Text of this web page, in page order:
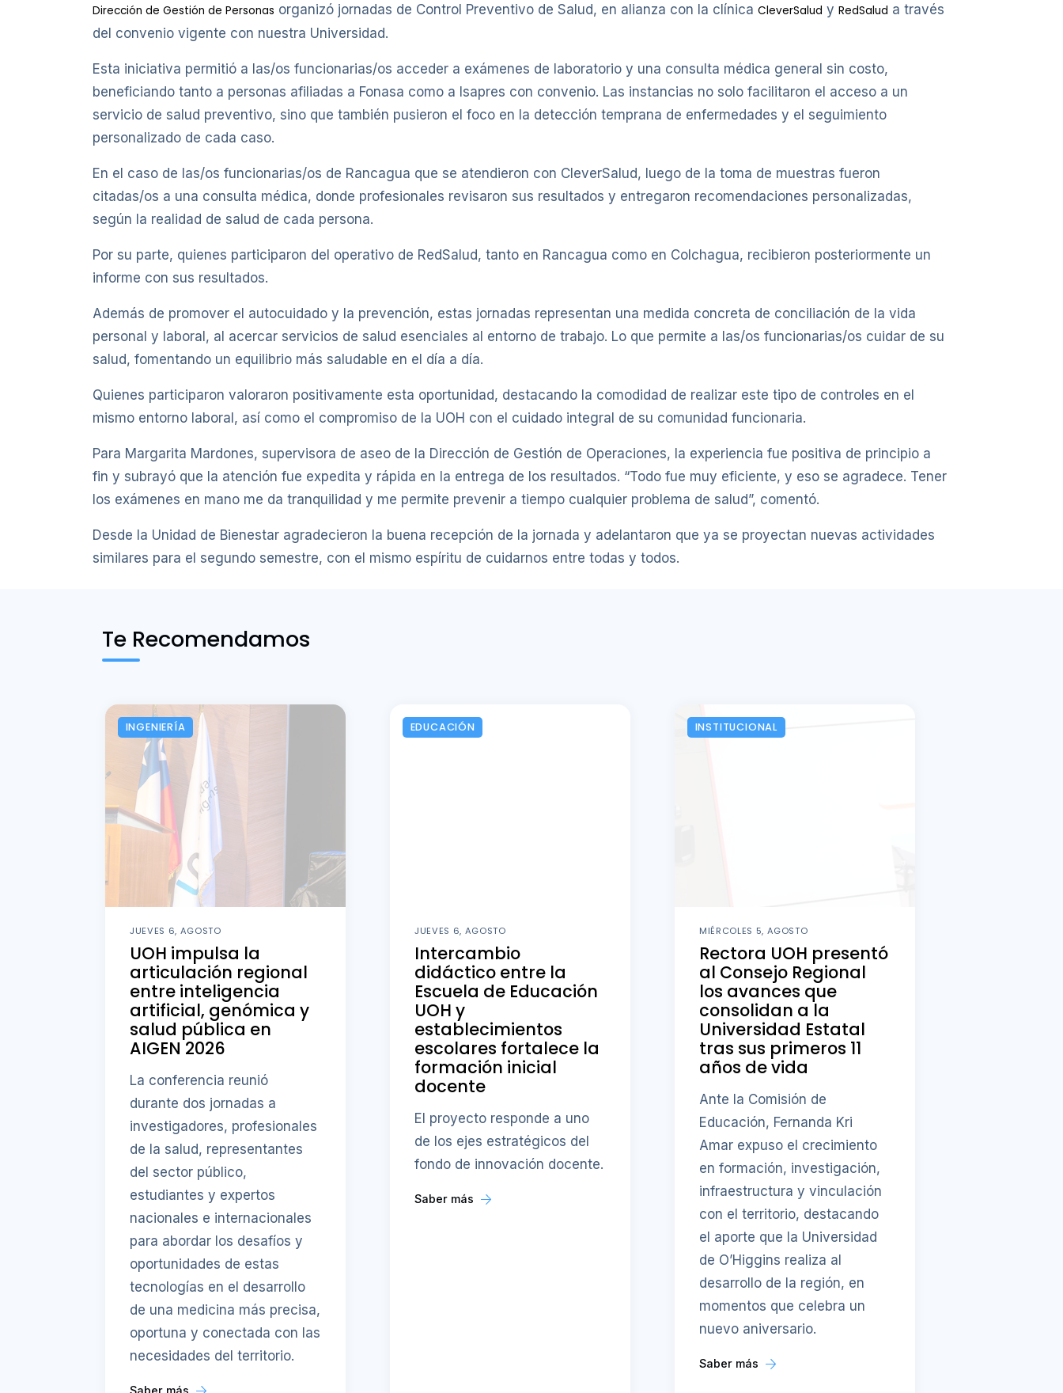
Dirección de Gestión de Personas organizó jornadas de Control Preventivo de Salud, en alianza con la clínica CleverSalud y RedSalud a través
del convenio vigente con nuestra Universidad.
Esta iniciativa permitió a las/os funcionarias/os acceder a exámenes de laboratorio y una consulta médica general sin costo,
beneficiando tanto a personas afiliadas a Fonasa como a Isapres con convenio. Las instancias no solo facilitaron el acceso a un
servicio de salud preventivo, sino que también pusieron el foco en la detección temprana de enfermedades y el seguimiento
personalizado de cada caso.
En el caso de las/os funcionarias/os de Rancagua que se atendieron con CleverSalud, luego de la toma de muestras fueron
citadas/os a una consulta médica, donde profesionales revisaron sus resultados y entregaron recomendaciones personalizadas,
según la realidad de salud de cada persona.
Por su parte, quienes participaron del operativo de RedSalud, tanto en Rancagua como en Colchagua, recibieron posteriormente un
informe con sus resultados.
Además de promover el autocuidado y la prevención, estas jornadas representan una medida concreta de conciliación de la vida
personal y laboral, al acercar servicios de salud esenciales al entorno de trabajo. Lo que permite a las/os funcionarias/os cuidar de su
salud, fomentando un equilibrio más saludable en el día a día.
Quienes participaron valoraron positivamente esta oportunidad, destacando la comodidad de realizar este tipo de controles en el
mismo entorno laboral, así como el compromiso de la UOH con el cuidado integral de su comunidad funcionaria.
Para Margarita Mardones, supervisora de aseo de la Dirección de Gestión de Operaciones, la experiencia fue positiva de principio a
fin y subrayó que la atención fue expedita y rápida en la entrega de los resultados. “Todo fue muy eficiente, y eso se agradece. Tener
los exámenes en mano me da tranquilidad y me permite prevenir a tiempo cualquier problema de salud”, comentó.
Desde la Unidad de Bienestar agradecieron la buena recepción de la jornada y adelantaron que ya se proyectan nuevas actividades
similares para el segundo semestre, con el mismo espíritu de cuidarnos entre todas y todos.
Te Recomendamos
INGENIERÍA
JUEVES 6, AGOSTO
UOH impulsa la
articulación regional
entre inteligencia
artificial, genómica y
salud pública en
AIGEN 2026
La conferencia reunió
durante dos jornadas a
investigadores, profesionales
de la salud, representantes
del sector público,
estudiantes y expertos
nacionales e internacionales
para abordar los desafíos y
oportunidades de estas
tecnologías en el desarrollo
de una medicina más precisa,
oportuna y conectada con las
necesidades del territorio.
Saber más
EDUCACIÓN
JUEVES 6, AGOSTO
Intercambio
didáctico entre la
Escuela de Educación
UOH y
establecimientos
escolares fortalece la
formación inicial
docente
El proyecto responde a uno
de los ejes estratégicos del
fondo de innovación docente.
Saber más
INSTITUCIONAL
MIÉRCOLES 5, AGOSTO
Rectora UOH presentó
al Consejo Regional
los avances que
consolidan a la
Universidad Estatal
tras sus primeros 11
años de vida
Ante la Comisión de
Educación, Fernanda Kri
Amar expuso el crecimiento
en formación, investigación,
infraestructura y vinculación
con el territorio, destacando
el aporte que la Universidad
de O’Higgins realiza al
desarrollo de la región, en
momentos que celebra un
nuevo aniversario.
Saber más